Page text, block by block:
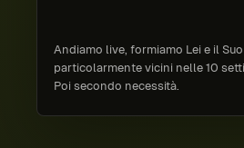
Andiamo live, formiamo Lei e il
particolarmente vicini nelle 10
Poi secondo necessità.